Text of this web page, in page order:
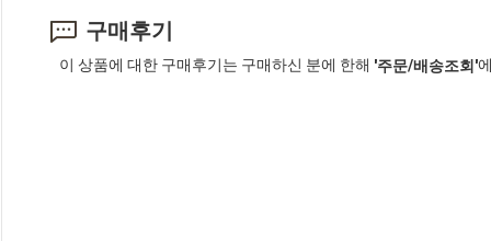
구매후기
이 상품에 대한 구매후기는 구매하신 분에 한해 '주문/배송조회'